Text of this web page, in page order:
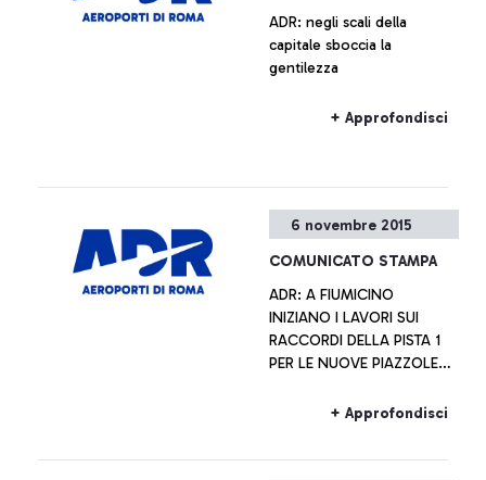
ADR: negli scali della
capitale sboccia la
gentilezza
+ Approfondisci
6 novembre 2015
COMUNICATO STAMPA
ADR: A FIUMICINO
INIZIANO I LAVORI SUI
RACCORDI DELLA PISTA 1
PER LE NUOVE PIAZZOLE
+ Approfondisci